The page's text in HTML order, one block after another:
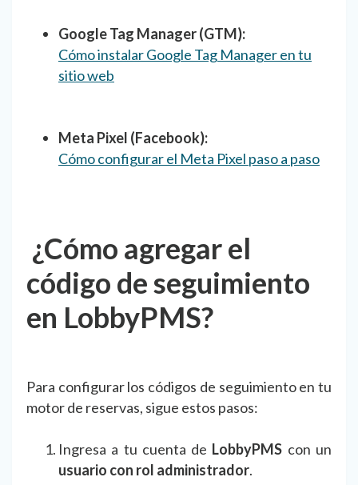
Google Tag Manager (GTM):
Cómo instalar Google Tag Manager en tu
sitio web
Meta Pixel (Facebook):
Cómo configurar el Meta Pixel paso a paso
¿Cómo agregar el
código de seguimiento
en LobbyPMS?
Para configurar los códigos de seguimiento en tu
motor de reservas, sigue estos pasos:
Ingresa a tu cuenta de LobbyPMS con un
usuario con rol administrador.